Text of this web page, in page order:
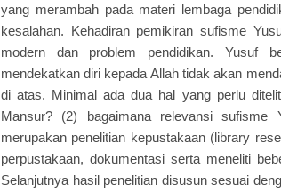
yang merambah pada materi lembaga
kesalahan. Kehadiran pemikiran sufisme
modern dan problem pendidikan. Yusuf
mendekatkan diri kepada Allah tidak akan
di atas. Minimal ada dua hal yang perlu
Mansur? (2) bagaimana relevansi sufisme
merupakan penelitian kepustakaan (library
perpustakaan, dokumentasi serta meneliti
Selanjutnya hasil penelitian disusun sesuai